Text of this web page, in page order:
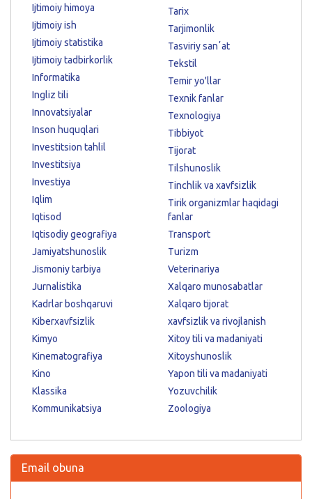
Ijtimoiy himoya
Ijtimoiy ish
Ijtimoiy statistika
Ijtimoiy tadbirkorlik
Informatika
Ingliz tili
Innovatsiyalar
Inson huquqlari
Investitsion tahlil
Investitsiya
Investiya
Iqlim
Iqtisod
Iqtisodiy geografiya
Jamiyatshunoslik
Jismoniy tarbiya
Jurnalistika
Kadrlar boshqaruvi
Kiberxavfsizlik
Kimyo
Kinematografiya
Kino
Klassika
Kommunikatsiya
Tarix
Tarjimonlik
Tasviriy sanʼat
Tekstil
Temir yo'llar
Texnik fanlar
Texnologiya
Tibbiyot
Tijorat
Tilshunoslik
Tinchlik va xavfsizlik
Tirik organizmlar haqidagi
fanlar
Transport
Turizm
Veterinariya
Xalqaro munosabatlar
Xalqaro tijorat
xavfsizlik va rivojlanish
Xitoy tili va madaniyati
Xitoyshunoslik
Yapon tili va madaniyati
Yozuvchilik
Zoologiya
Email obuna